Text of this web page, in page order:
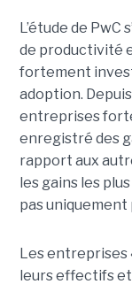
L’étude de PwC
de productivité
fortement
adoption.
entreprises
enregistré des
rapport aux
les gains les
pas uniquement
Les entreprises
leurs effectifs et